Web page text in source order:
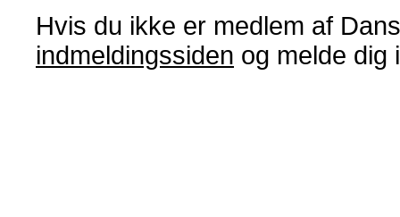
Hvis du ikke er medlem af
indmeldingssiden og melde dig